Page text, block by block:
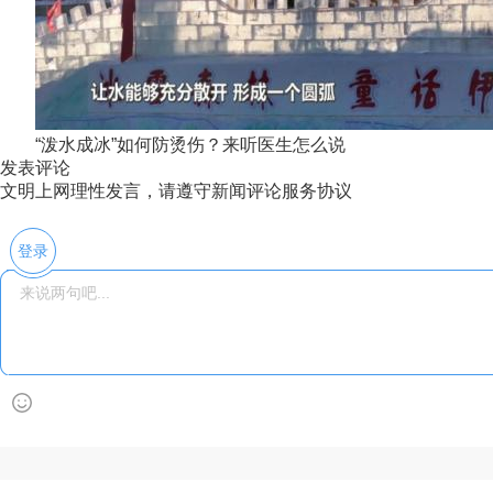
“泼水成冰”如何防烫伤？来听医生怎么说
发表评论
文明上网理性发言，请遵守新闻评论服务协议
登录